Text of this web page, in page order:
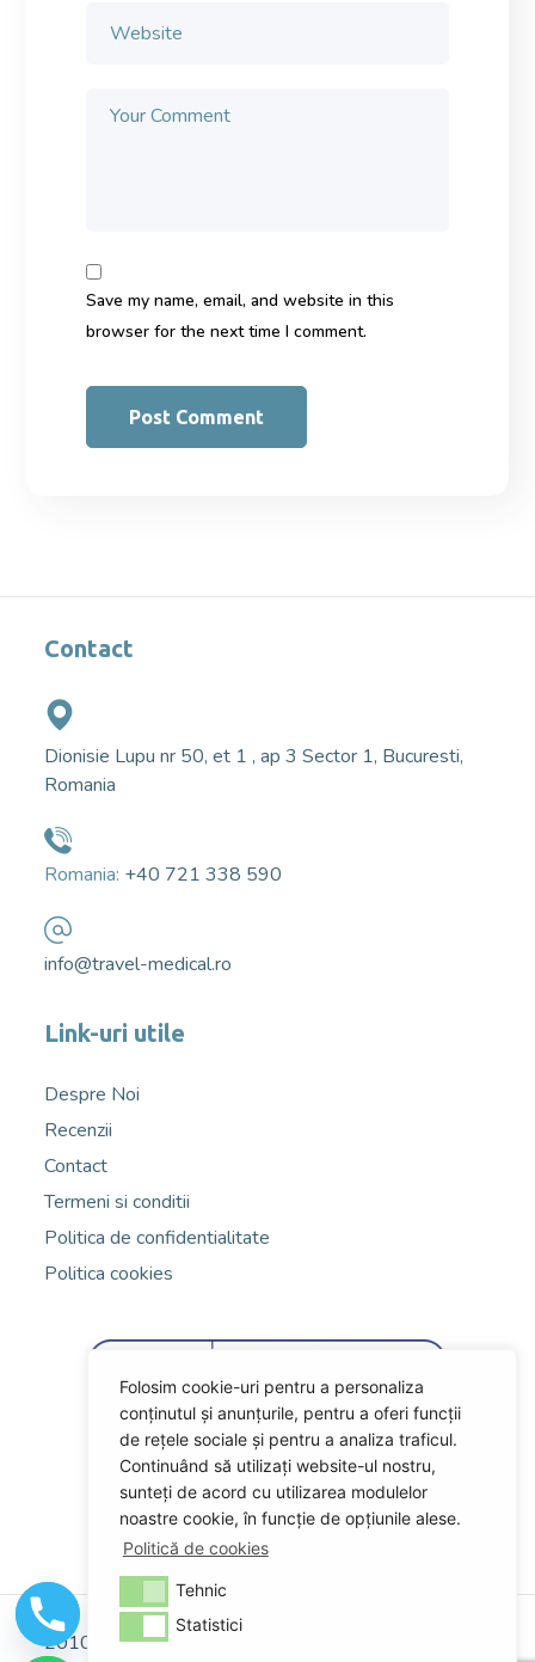
Folosim cookie-uri pentru a personaliza
conținutul și anunțurile, pentru a oferi funcții
de rețele sociale și pentru a analiza traficul.
Continuând să utilizați website-ul nostru,
sunteți de acord cu utilizarea modulelor
noastre cookie, în funcție de opțiunile alese.
Politică de cookies
Tehnic
Statistici
Save my name, email, and website in this
browser for the next time I comment.
Contact
Dionisie Lupu nr 50, et 1 , ap 3 Sector 1, Bucuresti,
Romania
Romania: +40 721 338 590
info@travel-medical.ro
Link-uri utile
Despre Noi
Recenzii
Contact
Termeni si conditii
Politica de confidentialitate
Politica cookies
2010 – 2023 Travel Medical Solutions SRL